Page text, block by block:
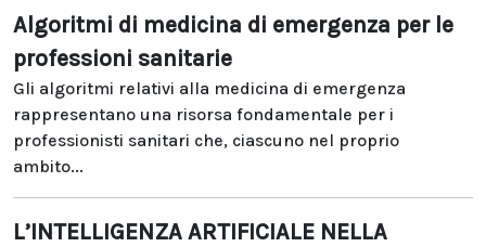
Algoritmi di medicina di emergenza per le
professioni sanitarie
Gli algoritmi relativi alla medicina di emergenza
rappresentano una risorsa fondamentale per i
professionisti sanitari che, ciascuno nel proprio
ambito...
L’INTELLIGENZA ARTIFICIALE NELLA